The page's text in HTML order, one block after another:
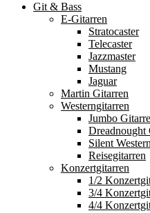
Git & Bass
E-Gitarren
Stratocaster
Telecaster
Jazzmaster
Mustang
Jaguar
Martin Gitarren
Westerngitarren
Jumbo
Dreadnought
Silent
Reisegitarren
Konzertgitarren
1/2
3/4
4/4